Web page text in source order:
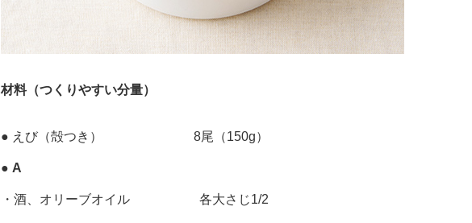
材料（つくりやすい分量）
● えび（殻つき） 8尾（150g）
● A
・酒、オリーブオイル 各大さじ1/2